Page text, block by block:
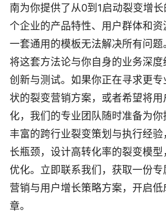
南为你提供了从0到1启动裂变增
个企业的产品特性、用户群体和资
一套通用的模板无法解决所有问
将这套方法论与你自身的业务深
创新与测试。如果你正在寻求更
状的裂变营销方案，或者希望将
化，我们的专业团队随时准备为
丰富的跨行业裂变策划与执行经
长瓶颈，设计高转化率的裂变模
优化。立即联系我们，获取一份
营销与用户增长策略方案，开启
章。